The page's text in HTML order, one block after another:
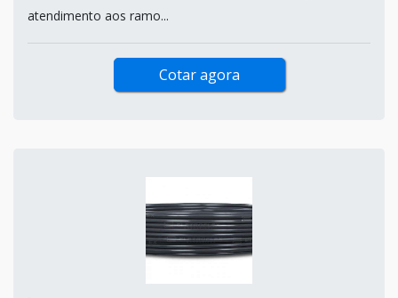
atendimento aos ramo...
Cotar agora